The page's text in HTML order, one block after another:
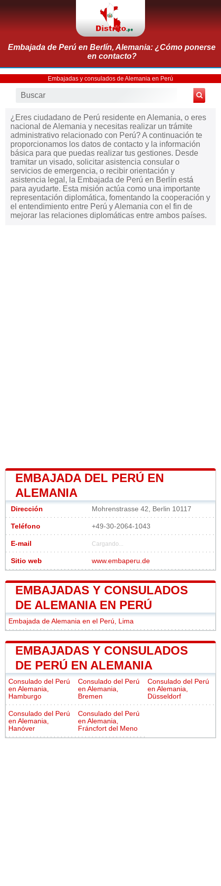
Embajada de Perú en Berlín, Alemania: ¿Cómo ponerse
en contacto?
Embajadas y consulados de Alemania en Perú
¿Eres ciudadano de Perú residente en Alemania, o eres
nacional de Alemania y necesitas realizar un trámite
administrativo relacionado con Perú? A continuación te
proporcionamos los datos de contacto y la información
básica para que puedas realizar tus gestiones. Desde
tramitar un visado, solicitar asistencia consular o
servicios de emergencia, o recibir orientación y
asistencia legal, la Embajada de Perú en Berlín está
para ayudarte. Esta misión actúa como una importante
representación diplomática, fomentando la cooperación y
el entendimiento entre Perú y Alemania con el fin de
mejorar las relaciones diplomáticas entre ambos países.
EMBAJADA DEL PERÚ EN
ALEMANIA
Dirección Mohrenstrasse 42, Berlin 10117
Teléfono +49-30-2064-1043
E-mail Cargando...
Sitio web www.embaperu.de
EMBAJADAS Y CONSULADOS
DE ALEMANIA EN PERÚ
Embajada de Alemania en el Perú, Lima
EMBAJADAS Y CONSULADOS
DE PERÚ EN ALEMANIA
Consulado del Perú
en Alemania,
Hamburgo
Consulado del Perú
en Alemania,
Bremen
Consulado del Perú
en Alemania,
Düsseldorf
Consulado del Perú
en Alemania,
Hanóver
Consulado del Perú
en Alemania,
Fráncfort del Meno